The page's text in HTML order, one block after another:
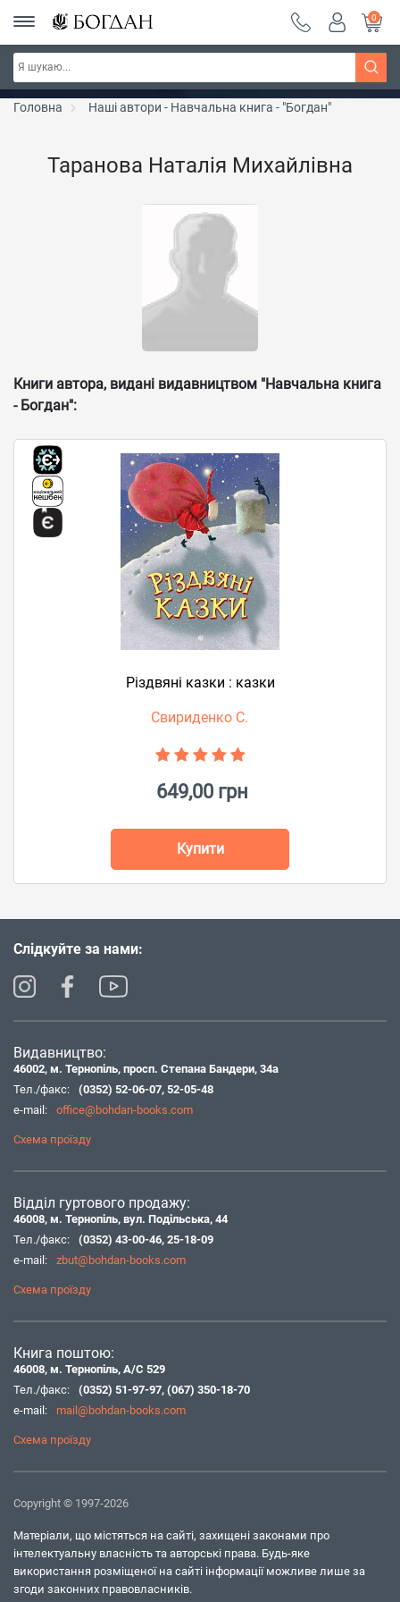
Серія "Чейзіана" ~ знижка 20%
0
Головна Наші автори - Навчальна книга - "Богдан"
Таранова Наталія Михайлівна
Книги автора, видані видавництвом "Навчальна книга
- Богдан":
Різдвяні казки : казки
Свириденко С.
649,00 грн
Купити
Слідкуйте за нами:
Видавництво:
46002, м. Тернопіль, просп. Степана Бандери, 34а
Тел./факс:
(0352) 52-06-07, 52-05-48
e-mail:
office@bohdan-books.com
Схема проїзду
Відділ гуртового продажу:
46008, м. Тернопіль, вул. Подільська, 44
Тел./факс:
(0352) 43-00-46, 25-18-09
e-mail:
zbut@bohdan-books.com
Схема проїзду
Книга поштою:
46008, м. Тернопіль, А/С 529
Тел./факс:
(0352) 51-97-97, (067) 350-18-70
e-mail:
mail@bohdan-books.com
Схема проїзду
Copyright © 1997-2026
Матеріали, що містяться на сайті, захищені законами про
інтелектуальну власність та авторські права. Будь-яке
використання розміщеної на сайті інформації можливе лише за
згоди законних правовласників.